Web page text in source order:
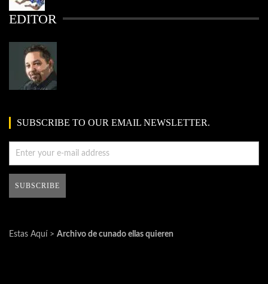
EDITOR
SUBSCRIBE TO OUR EMAIL NEWSLETTER.
Estas Aquí > Archivo de cunado ellas quieren